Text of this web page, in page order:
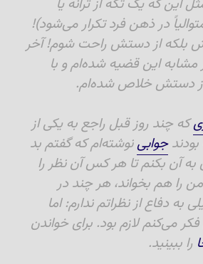
این که یک تکه از ترانه یا
در ذهن فرد تکرار می‌شود)!
بلکه از دستش راحت شوم! آخر
مشابه این قضیه شده‌ام و با
دستش خلاص شده‌ام.
که چند روز قبل راجع به یکی از
جوابینوشته‌ام که گفتم بد
آن بکنم تا هر کس آن نظر را
را هم بخواند، هر چند در
به دفاع از نظراتم ندارم: اما
می‌کنم لازم بود. برای خواندن
را ببینید.